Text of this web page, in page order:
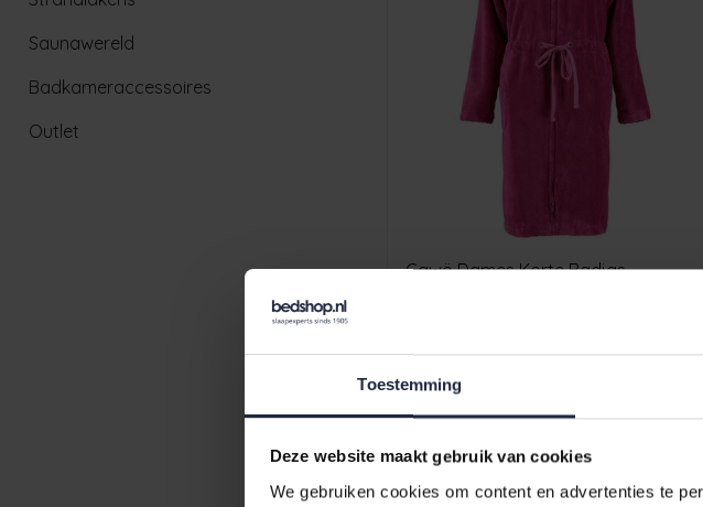
Toestemming
Deze website maakt gebruik van cookies
We gebruiken cookies om content en advertenties te
Saunawereld
Badkameraccessoires
Outlet
Cawö Dames Korte Badjas